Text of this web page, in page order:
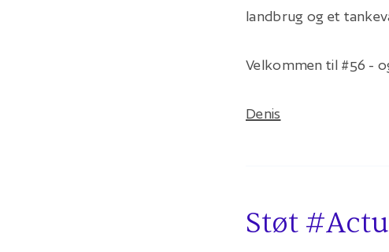
landbrug og et
Velkommen til #56 -
Denis
Støt